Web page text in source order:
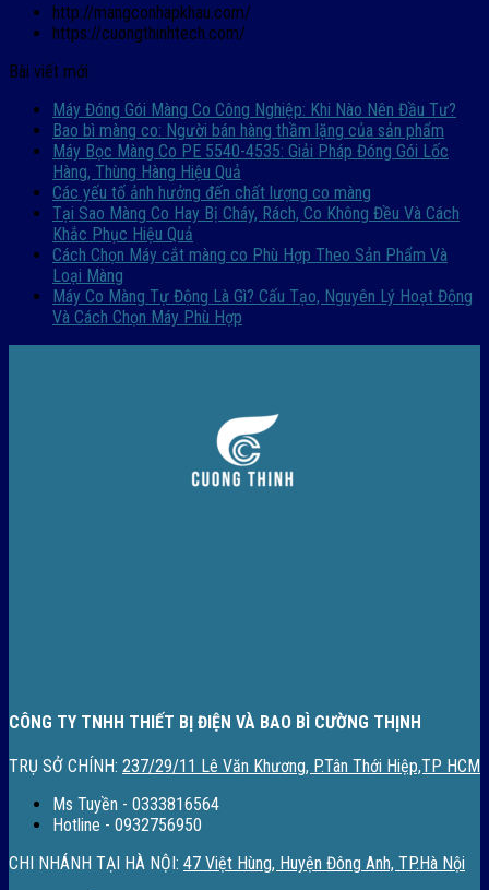
http://mangconhapkhau.com/
https://cuongthinhtech.com/
Bài viết mới
Máy Đóng Gói Màng Co Công Nghiệp: Khi Nào Nên Đầu Tư?
Bao bì màng co: Người bán hàng thầm lặng của sản phẩm
Máy Bọc Màng Co PE 5540-4535: Giải Pháp Đóng Gói Lốc
Hàng, Thùng Hàng Hiệu Quả
Các yếu tố ảnh hưởng đến chất lượng co màng
Tại Sao Màng Co Hay Bị Cháy, Rách, Co Không Đều Và Cách
Khắc Phục Hiệu Quả
Cách Chọn Máy cắt màng co Phù Hợp Theo Sản Phẩm Và
Loại Màng
Máy Co Màng Tự Động Là Gì? Cấu Tạo, Nguyên Lý Hoạt Động
Và Cách Chọn Máy Phù Hợp
CÔNG TY TNHH THIẾT BỊ ĐIỆN VÀ BAO BÌ CƯỜNG THỊNH
TRỤ SỞ CHÍNH: 237/29/11 Lê Văn Khương, P.Tân Thới Hiệp,TP HCM
Ms Tuyền - 0333816564
Hotline - 0932756950
CHI NHÁNH TẠI HÀ NỘI: 47 Việt Hùng, Huyện Đông Anh, TP.Hà Nội